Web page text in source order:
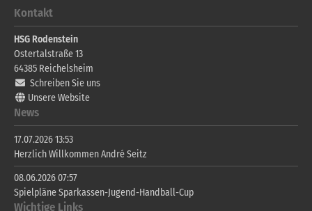
Kontakt
HSG Rodenstein
Ostertalstraße 13
64385 Reichelsheim
Schreiben Sie uns
Unsere Website
News
17.07.2026 13:53
Herzlich Willkommen André Seitz
08.06.2026 07:57
Spielpläne Sparkassen-Jugend-Handball-Cup
Wichtige Links